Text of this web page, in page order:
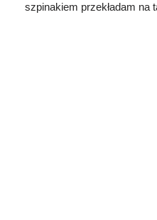
szpinakiem przekładam na